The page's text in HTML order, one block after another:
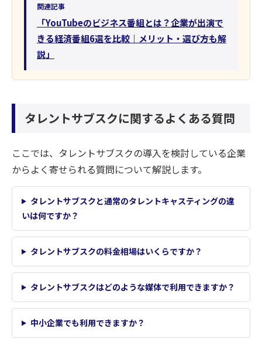
関連記事
「YouTubeのビジネス番組とは？企業が出演で
きる経済番組6選を比較｜メリット・選び方も解
説」
タレントサブスクに関するよくある質問
ここでは、タレントサブスクの導入を検討している企業
からよく寄せられる質問について解説します。
タレントサブスクと通常のタレントキャスティングの違
いは何ですか？
タレントサブスクの料金相場はいくらですか？
タレントサブスクはどのような媒体で利用できますか？
中小企業でも利用できますか？